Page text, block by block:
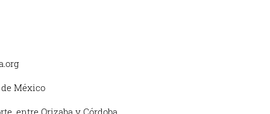
México
entre Orizaba y Córdoba.